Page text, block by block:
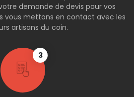
demande de devis pour vos
vous mettons en contact avec les
artisans du coin.
3